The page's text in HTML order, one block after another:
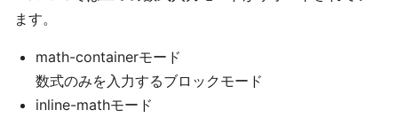
ます。
math-containerモード
数式のみを入力するブロックモード
inline-mathモード